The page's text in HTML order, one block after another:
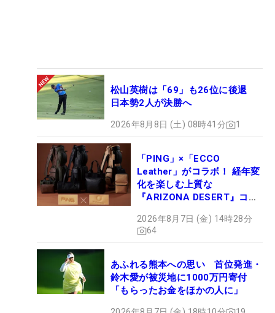
松山英樹は「69」も26位に後退
日本勢2人が決勝へ
2026年8月8日 (土) 08時41分 1
「PING」×「ECCO
Leather」がコラボ！ 経年変
化を楽しむ上質な
『ARIZONA DESERT』コレ
ュー
2026年8月7日 (金) 14時28分
64
あふれる熊本への思い 首位発進・
鈴木愛が被災地に1000万円寄付
「もらったお金をほかの人に」